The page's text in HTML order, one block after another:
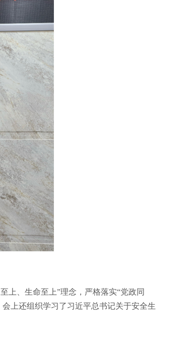
上、生命至上”理念，严格落实“党政同
上还组织学习了习近平总书记关于安全生